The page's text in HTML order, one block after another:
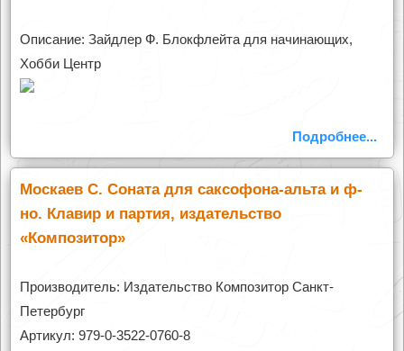
Описание: Зайдлер Ф. Блокфлейта для начинающих,
Хобби Центр
Подробнее...
Москаев С. Соната для саксофона-альта и ф-
но. Клавир и партия, издательство
«Композитор»
Производитель: Издательство Композитор Санкт-
Петербург
Артикул: 979-0-3522-0760-8